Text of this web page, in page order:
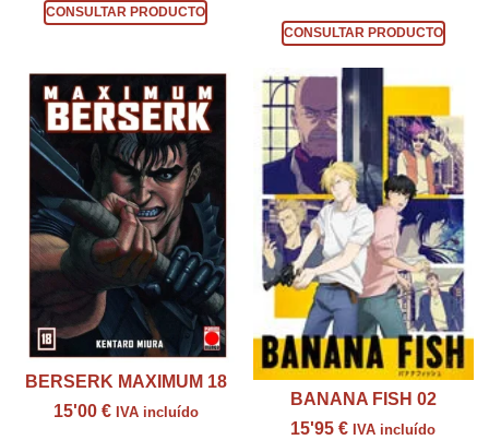
CONSULTAR PRODUCTO
CONSULTAR PRODUCTO
BERSERK MAXIMUM 18
15'00 € IVA incluído
BANANA FISH 02
15'95€ IVA incluído